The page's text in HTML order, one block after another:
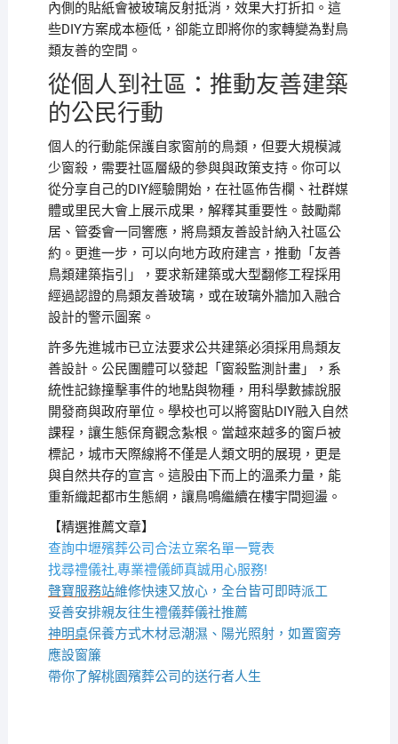
內側的貼紙會被玻璃反射抵消，效果大打折扣。這
些DIY方案成本極低，卻能立即將你的家轉變為對鳥
類友善的空間。
從個人到社區：推動友善建築
的公民行動
個人的行動能保護自家窗前的鳥類，但要大規模減
少窗殺，需要社區層級的參與與政策支持。你可以
從分享自己的DIY經驗開始，在社區佈告欄、社群媒
體或里民大會上展示成果，解釋其重要性。鼓勵鄰
居、管委會一同響應，將鳥類友善設計納入社區公
約。更進一步，可以向地方政府建言，推動「友善
鳥類建築指引」，要求新建築或大型翻修工程採用
經過認證的鳥類友善玻璃，或在玻璃外牆加入融合
設計的警示圖案。
許多先進城市已立法要求公共建築必須採用鳥類友
善設計。公民團體可以發起「窗殺監測計畫」，系
統性記錄撞擊事件的地點與物種，用科學數據說服
開發商與政府單位。學校也可以將窗貼DIY融入自然
課程，讓生態保育觀念紮根。當越來越多的窗戶被
標記，城市天際線將不僅是人類文明的展現，更是
與自然共存的宣言。這股由下而上的溫柔力量，能
重新織起都市生態網，讓鳥鳴繼續在樓宇間迴盪。
【精選推薦文章】
查詢中壢殯葬公司合法立案名單一覽表
找尋禮儀社,專業禮儀師真誠用心服務!
聲寶服務站維修快速又放心，全台皆可即時派工
妥善安排親友往生禮儀葬儀社推薦
神明桌保養方式木材忌潮濕、陽光照射，如置窗旁
應設窗簾
帶你了解桃園殯葬公司的送行者人生